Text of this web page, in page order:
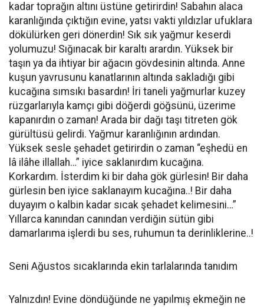
kadar toprağın altını üstüne getirirdin! Sabahın alaca
karanlığında çıktığın evine, yatsı vakti yıldızlar ufuklara
dökülürken geri dönerdin! Sık sık yağmur keserdi
yolumuzu! Sığınacak bir karaltı arardın. Yüksek bir
taşın ya da ihtiyar bir ağacın gövdesinin altında. Anne
kuşun yavrusunu kanatlarının altında sakladığı gibi
kucağına sımsıkı basardın! İri taneli yağmurlar kuzey
rüzgarlarıyla kamçı gibi döğerdi göğsünü, üzerime
kapanırdın o zaman! Arada bir dağı taşı titreten gök
gürültüsü gelirdi. Yağmur karanlığının ardından.
Yüksek sesle şehadet getirirdin o zaman “eşhedü en
lâ ilâhe illallah…” iyice saklanırdım kucağına.
Korkardım. İsterdim ki bir daha gök gürlesin! Bir daha
gürlesin ben iyice saklanayım kucağına..! Bir daha
duyayım o kalbin kadar sıcak şehadet kelimesini…”
Yıllarca kanından canından verdiğin sütün gibi
damarlarıma işlerdi bu ses, ruhumun ta derinliklerine..!
Seni Ağustos sıcaklarında ekin tarlalarında tanıdım
Yalnızdın! Evine döndüğünde ne yapılmış ekmeğin ne